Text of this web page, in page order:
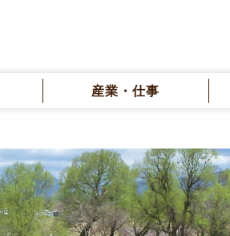
産業・仕事